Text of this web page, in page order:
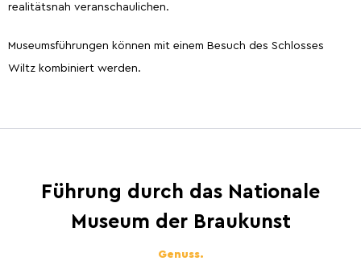
realitätsnah veranschaulichen.
Museumsführungen können mit einem Besuch des Schlosses
Wiltz kombiniert werden.
Führung durch das Nationale
Museum der Braukunst
Genuss.